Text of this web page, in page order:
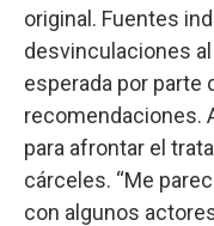
original. Fuentes
desvinculaciones
esperada por parte
recomendaciones.
para afrontar el
cárceles. “Me
con algunos